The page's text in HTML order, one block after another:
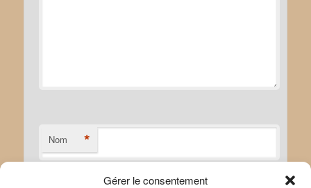
Gérer le consentement
Nom *